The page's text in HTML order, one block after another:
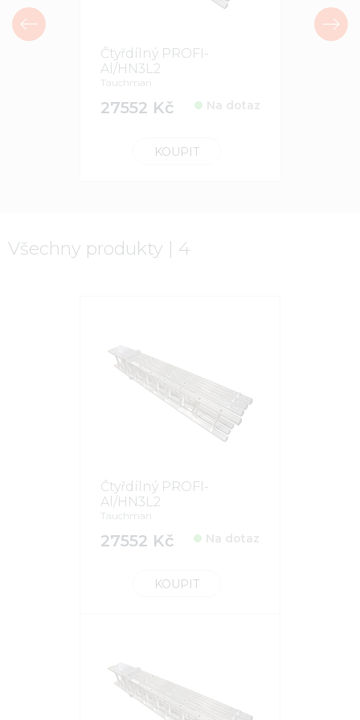
Čtyřdílný PROFI-
Al/HN3L2
Tauchman
27552 Kč Na dotaz
KOUPIT
Všechny produkty | 4
Čtyřdílný PROFI-
Al/HN3L2
Tauchman
27552 Kč Na dotaz
KOUPIT